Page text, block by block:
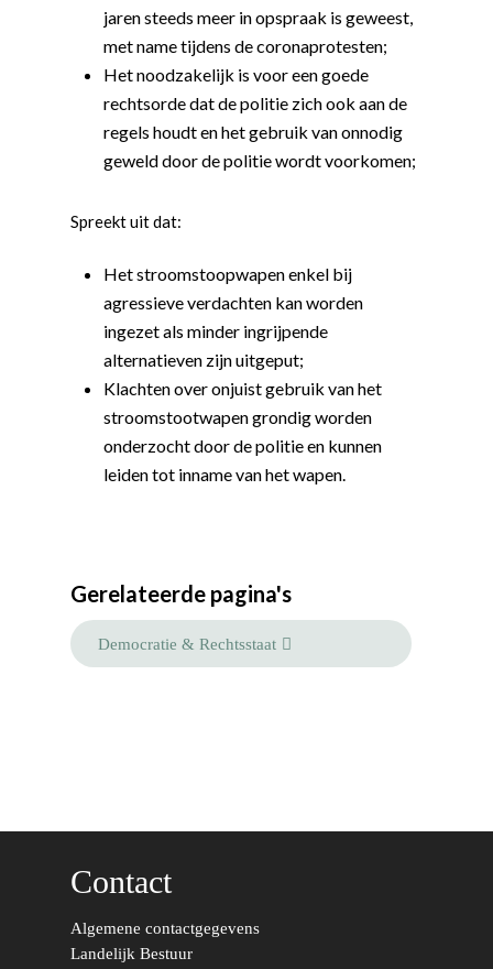
jaren steeds meer in opspraak is geweest,
met name tijdens de coronaprotesten;
Het noodzakelijk is voor een goede
rechtsorde dat de politie zich ook aan de
regels houdt en het gebruik van onnodig
geweld door de politie wordt voorkomen;
Spreekt uit dat:
Het stroomstoopwapen enkel bij
agressieve verdachten kan worden
ingezet als minder ingrijpende
alternatieven zijn uitgeput;
Klachten over onjuist gebruik van het
stroomstootwapen grondig worden
onderzocht door de politie en kunnen
leiden tot inname van het wapen.
Gerelateerde pagina's
Democratie & Rechtsstaat
Contact
Algemene contactgegevens
Landelijk Bestuur
Welkom bij de Jonge
Democraten!
Nieuws en Vacatures
Standpunten
Moties en Politiek
Buitenlandse Zaken &
Democratie &
Economie, Financiën &
Politiek
Politiek Adviseurs
Politieke Werkgroepen
Vereniging
Congressen
Ontwikkeling
Afdelingen
Amsterdam
Groningen-Drenthe
Leiden-Haaglanden
Meld je aan!